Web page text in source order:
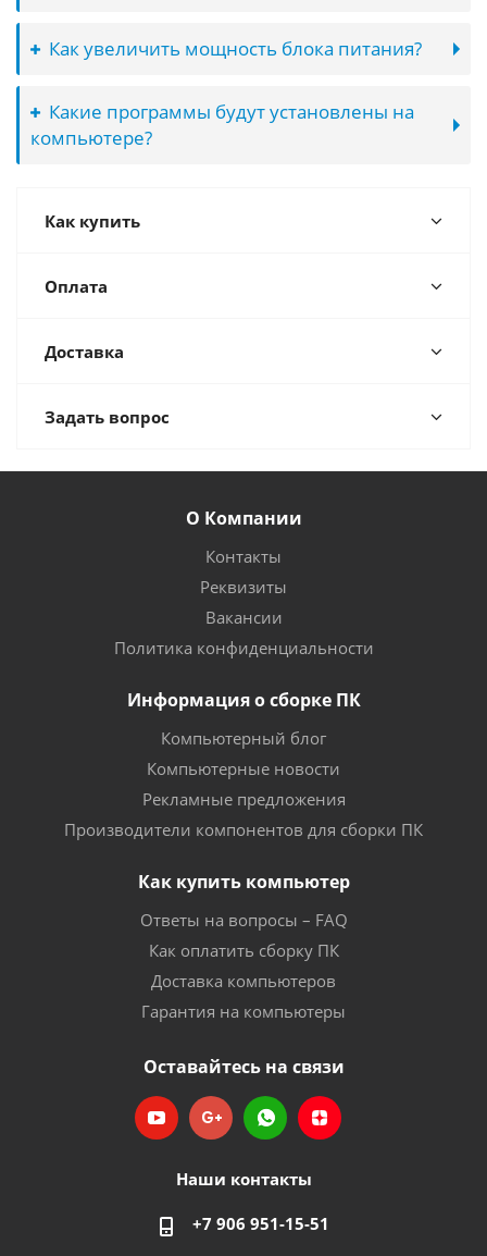
Как увеличить мощность блока питания?
Какие программы будут установлены на
компьютере?
Как купить
Оплата
Доставка
Задать вопрос
О Компании
Контакты
Реквизиты
Вакансии
Политика конфиденциальности
Информация о сборке ПК
Компьютерный блог
Компьютерные новости
Рекламные предложения
Производители компонентов для сборки ПК
Как купить компьютер
Ответы на вопросы – FAQ
Как оплатить сборку ПК
Доставка компьютеров
Гарантия на компьютеры
Оставайтесь на связи
Наши контакты
+7 906 951-15-51